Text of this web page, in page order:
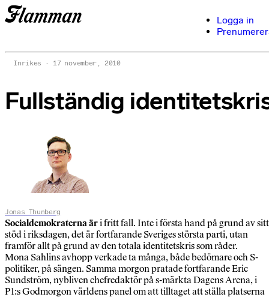
Logga in
Inrikes 17 november, 2010
Fullständig
Jonas Thunberg
Socialdemokraterna äri fritt fall. Inte i första hand på grund av sitt
stöd i riksdagen, det är fortfarande Sveriges största parti, utan
framför allt på grund av den totala identitetskris som råder.
Mona Sahlins avhopp verkade ta många, både bedömare och S-
politiker, på sängen. Samma morgon pratade fortfarande Eric
Sundström, nybliven chefredaktör på s-märkta Dagens Arena, i
P1:s Godmorgon världens panel om att tilltaget att ställa platserna